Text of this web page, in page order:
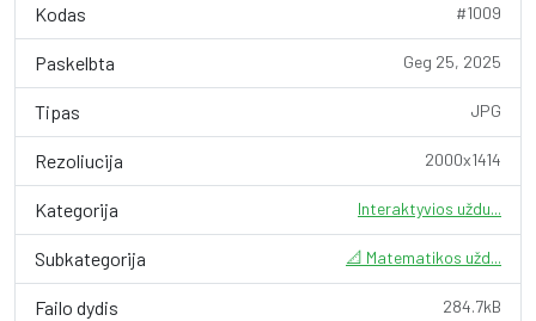
Kodas #1009
Paskelbta Geg 25, 2025
Tipas JPG
Rezoliucija 2000x1414
Kategorija Interaktyvios uždu...
Subkategorija 📐 Matematikos užd...
Failo dydis 284.7kB